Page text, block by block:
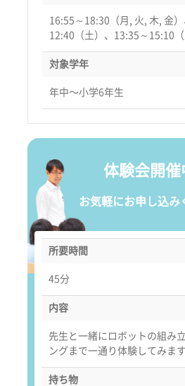
16:55～18:30（月, 火, 木, 金
12:40（土）、13:35～15:10（
対象学年
年中〜小学6年生
体験会開催
お気軽にお申し込み
所要時間
45分
内容
先生と一緒にロボットの組み
ングまで一通り体験してみます
持ち物